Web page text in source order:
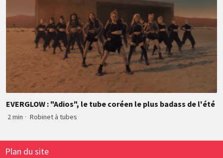
EVERGLOW : "Adios", le tube coréen le plus badass de l'été
2 min · Robinet à tubes
Plan du site